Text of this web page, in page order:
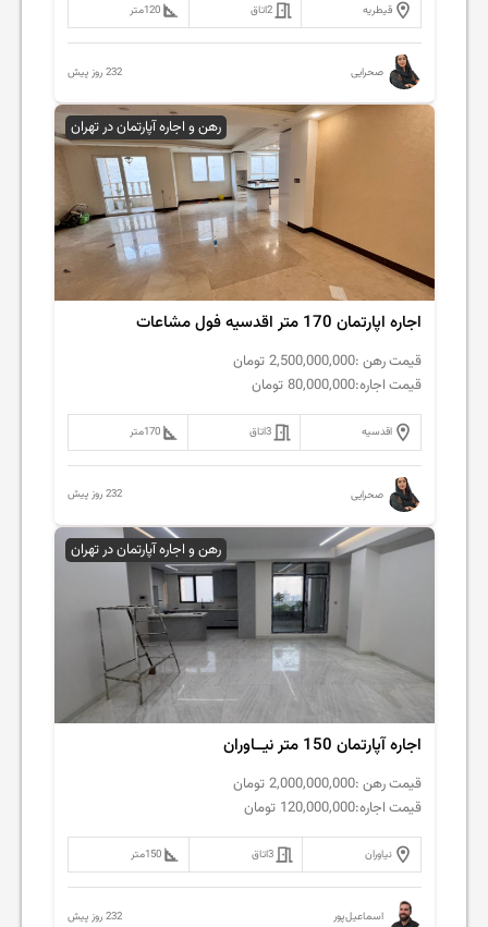
قیطریه 2اتاق 120متر
صحرایی 232 روز پیش
رهن و اجاره آپارتمان در تهران
اجاره اپارتمان 170 متر اقدسیه فول مشاعات
قیمت رهن :2,500,000,000 تومان
قیمت اجاره:80,000,000 تومان
اقدسیه 3اتاق 170متر
صحرایی 232 روز پیش
رهن و اجاره آپارتمان در تهران
اجاره آپارتمان 150 متر نیــاوران
قیمت رهن :2,000,000,000 تومان
قیمت اجاره:120,000,000 تومان
نیاوران 3اتاق 150متر
اسماعیل‌پور 232 روز پیش